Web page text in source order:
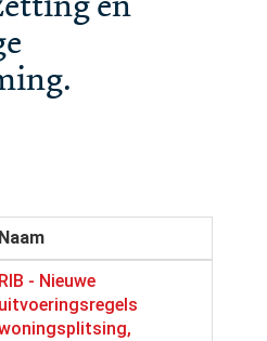
Naam
RIB - Nieuwe
uitvoeringsregels